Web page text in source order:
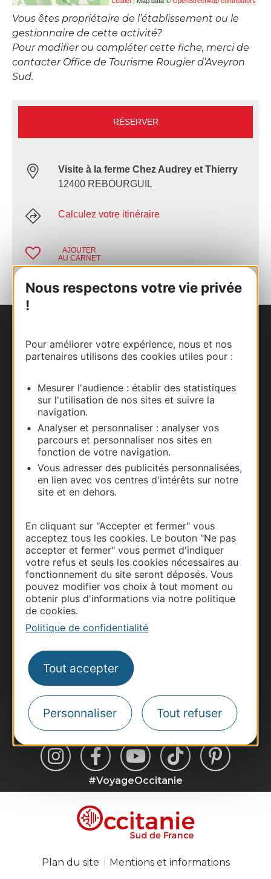
Nous respectons votre vie privée
!
Pour améliorer votre expérience, nous et nos
partenaires utilisons des cookies utiles pour :
Mesurer l'audience : établir des statistiques
sur l'utilisation de nos sites et suivre la
navigation.
Analyser et personnaliser : analyser vos
parcours et personnaliser nos sites en
fonction de votre navigation.
Vous adresser des publicités personnalisées,
en lien avec vos centres d'intérêts sur notre
site et en dehors.
En cliquant sur "Accepter et fermer" vous
acceptez tous les cookies. Le bouton "Ne pas
accepter et fermer" vous permet d'indiquer
votre refus et seuls les cookies nécessaires au
fonctionnement du site seront déposés. Vous
pouvez modifier vos choix à tout moment ou
obtenir plus d'informations via notre politique
de cookies.
Politique de confidentialité
Tout accepter
Personnaliser Tout refuser
Vous êtes propriétaire de l’établissement ou le
gestionnaire de cette activité?
Pour modifier ou compléter cette fiche, merci de
contacter Office de Tourisme Rougier d’Aveyron
Sud.
RÉSERVER
Visite à la ferme Chez Audrey et Thierry
12400 REBOURGUIL
Calculez votre itinéraire
AJOUTER
AU CARNET
Carte interactive
Documentation
Thermalisme
Business/Mice
Pros d'Occitanie
Site presse et d'influence
Voyagistes
Destination Sport
Inscrivez-vous à la lettre d'information
Destination Occitanie pour recevoir des
suggestions de séjours, de visites et de sorties.
Je m'abonne
#VoyageOccitanie
Plan du site Mentions et informations